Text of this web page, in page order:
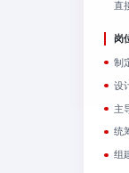
直
岗
制
设
主
统
组